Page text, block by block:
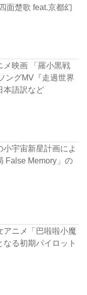
面楚歌 feat.京都幻
メ映画 「羅小黒戦
ングMV『走過世界
本語訳など
小宇宙新星計画によ
False Memory」の
アニメ「巴啦啦小魔
なる初期パイロット